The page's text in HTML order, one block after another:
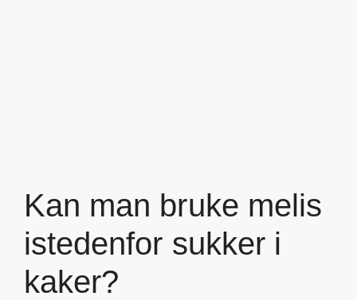
Kan man bruke melis
istedenfor sukker i
kaker?